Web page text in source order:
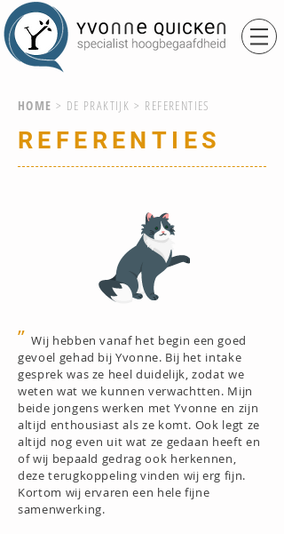
HOME > DE PRAKTIJK > REFERENTIES
REFERENTIES
” Wij hebben vanaf het begin een goed
gevoel gehad bij Yvonne. Bij het intake
gesprek was ze heel duidelijk, zodat we
weten wat we kunnen verwachtten. Mijn
beide jongens werken met Yvonne en zijn
altijd enthousiast als ze komt. Ook legt ze
altijd nog even uit wat ze gedaan heeft en
of wij bepaald gedrag ook herkennen,
deze terugkoppeling vinden wij erg fijn.
Kortom wij ervaren een hele fijne
samenwerking.